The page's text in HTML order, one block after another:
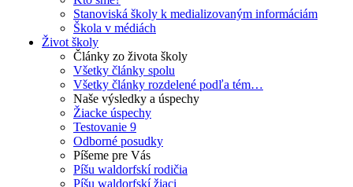
Stanoviská školy k medializovaným informáciám
Škola v médiách
Život školy
Články zo života školy
Všetky články spolu
Všetky články rozdelené podľa tém…
Naše výsledky a úspechy
Žiacke úspechy
Testovanie 9
Odborné posudky
Píšeme pre Vás
Píšu waldorfskí rodičia
Píšu waldorfskí žiaci